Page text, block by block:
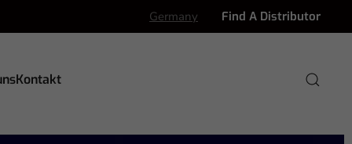
Germany Find A Distributor
Kontakt